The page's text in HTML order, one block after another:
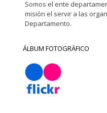
Somos el ente
misión el servir a las
Departamento.
ÁLBUM FOTOGRÁFICO